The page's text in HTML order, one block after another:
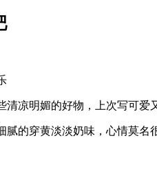
明媚的好物，上次写可爱又
的穿黄淡淡奶味，心情莫名